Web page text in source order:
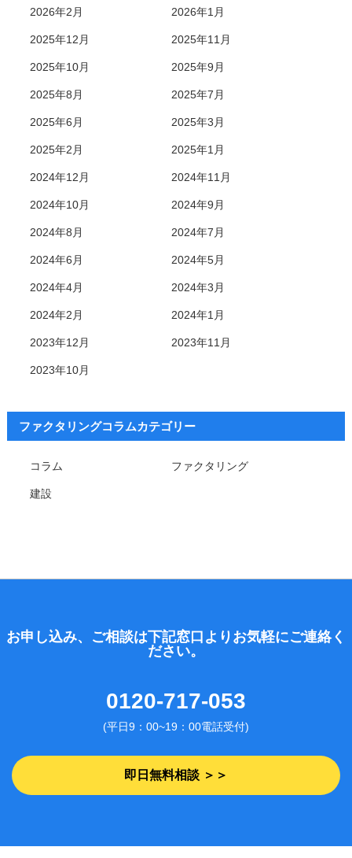
2026年2月 2026年1月
2025年12月 2025年11月
2025年10月 2025年9月
2025年8月 2025年7月
2025年6月 2025年3月
2025年2月 2025年1月
2024年12月 2024年11月
2024年10月 2024年9月
2024年8月 2024年7月
2024年6月 2024年5月
2024年4月 2024年3月
2024年2月 2024年1月
2023年12月 2023年11月
2023年10月
ファクタリングコラムカテゴリー
コラム ファクタリング
建設
お申し込み、ご相談は下記窓口よりお気軽にご連絡く
ださい。
0120-717-053
(平日9：00~19：00電話受付)
即日無料相談 ＞＞